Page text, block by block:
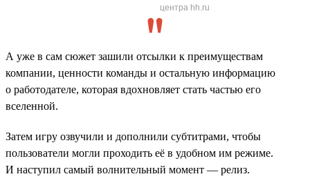
центра hh.ru
А уже в сам сюжет зашили отсылки к преимуществам
компании, ценности команды и остальную информацию
о работодателе, которая вдохновляет стать частью его
вселенной.
Затем игру озвучили и дополнили субтитрами, чтобы
пользователи могли проходить её в удобном им режиме.
И наступил самый волнительный момент — релиз.